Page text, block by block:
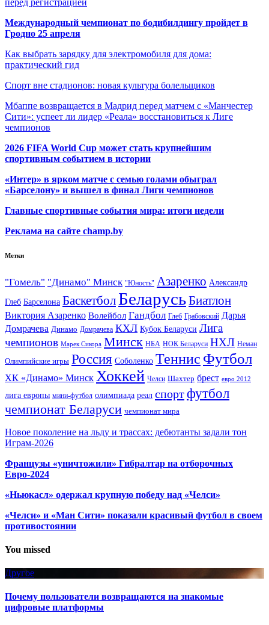
Международный чемпионат по бодибилдингу пройдет в
Гродно 25 апреля
Как выбрать зарядку для электромобиля для дома:
практический гид
Спорт вне стадионов: новая культура болельщиков
Мбаппе возвращается в Мадрид перед матчем с «Манчестер
Сити»: успеет ли лидер «Реала» восстановиться к Лиге
чемпионов
2026 FIFA World Cup может стать крупнейшим
спортивным событием в истории
«Интер» в ярком матче с семью голами обыграл
«Барселону» и вышел в финал Лиги чемпионов
Главные спортивные события мира: итоги недели
Реклама на сайте champ.by
Метки
"Гомель" "Динамо" Минск "Юность" Азаренко Александр
Глеб Барселона Баскетбол БеларусьБиатлон
Виктория Азаренко Волейбол Гандбол Глеб Грабовский Дарья
Домрачева Динамо Домрачева КХЛ Кубок Беларуси Лига
чемпионов Марек Сикора Минск НБА НОК Беларуси НХЛ Неман
Олимпийские игры Россия Соболенко Теннис Футбол
ХК «Динамо» Минск Хоккей Челси Шахтер брест евро 2012
лига европы мини-футбол олимпиада реал спортфутбол
чемпионат Беларуси чемпионат мира
Новое поколение на льду и трассах: дебютанты задали тон
Играм-2026
Французы «уничтожили» Гибралтар на отборочных
Евро-2024
«Ньюкасл» одержал крупную победу над «Челси»
«Челси» и «Ман Сити» показали красивый футбол в своем
противостоянии
You missed
Другое
Почему пользователи возвращаются на знакомые
цифровые платформы